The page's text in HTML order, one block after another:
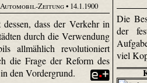
Zeitung• 14.1.1900
dass der Verkehr in
durch die Verwendung
allmählich revolutioniert
die Frage der Reform des
den Vordergrund.
Die
der
viel